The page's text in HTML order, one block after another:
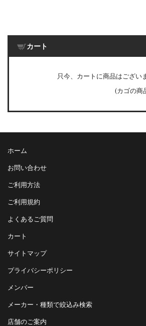
カート
只今、カートに商品はござい
(カゴの商
ホーム
お問い合わせ
ご利用方法
ご利用規約
よくあるご質問
カート
サイトマップ
プライバシーポリシー
メンバー
メーカー・種類で絞込み検索
店舗のご案内